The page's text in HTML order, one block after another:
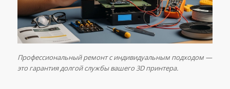
Профессиональный ремонт с индивидуальным подходом —
это гарантия долгой службы вашего 3D принтера.